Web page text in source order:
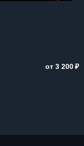
от 3 200₽